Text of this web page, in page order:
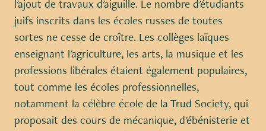
l'ajout de travaux d'aiguille. Le nombre d'étudiants
juifs inscrits dans les écoles russes de toutes
sortes ne cesse de croître. Les collèges laïques
enseignant l'agriculture, les arts, la musique et les
professions libérales étaient également populaires,
tout comme les écoles professionnelles,
notamment la célèbre école de la Trud Society, qui
proposait des cours de mécanique, d'ébénisterie et